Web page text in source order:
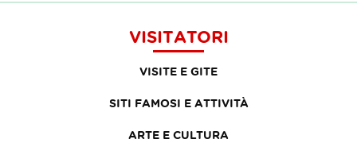
VISITATORI
VISITE E GITE
SITI FAMOSI E ATTIVITÀ
ARTE E CULTURA